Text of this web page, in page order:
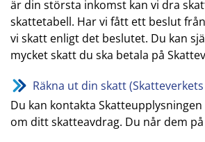
är din största inkomst kan vi dra
skattetabell. Har vi fått ett beslut från
vi skatt enligt det beslutet. Du kan
mycket skatt du ska betala på
Räkna ut din skatt
Du kan kontakta
om ditt skatteavdrag. Du når dem på